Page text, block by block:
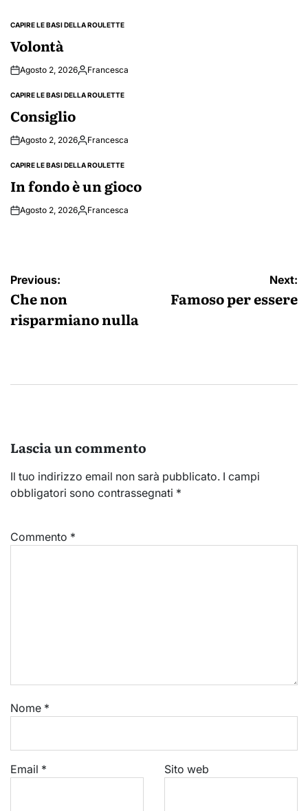
POSTED
CAPIRE LE BASI DELLA ROULETTE
Volontà
Agosto 2, 2026PostedFrancesca
POSTED
CAPIRE LE BASI DELLA ROULETTE
Consiglio
Agosto 2, 2026PostedFrancesca
POSTED
CAPIRE LE BASI DELLA ROULETTE
In fondo è un gioco
Agosto 2, 2026PostedFrancesca
Navigazione
articoli
Previous:
Che non
risparmiano nulla
Next:
Famoso per essere
Lascia un commento
Il tuo indirizzo email non sarà pubblicato. I campi
obbligatori sono contrassegnati *
Commento *
Nome *
Email * Sito web